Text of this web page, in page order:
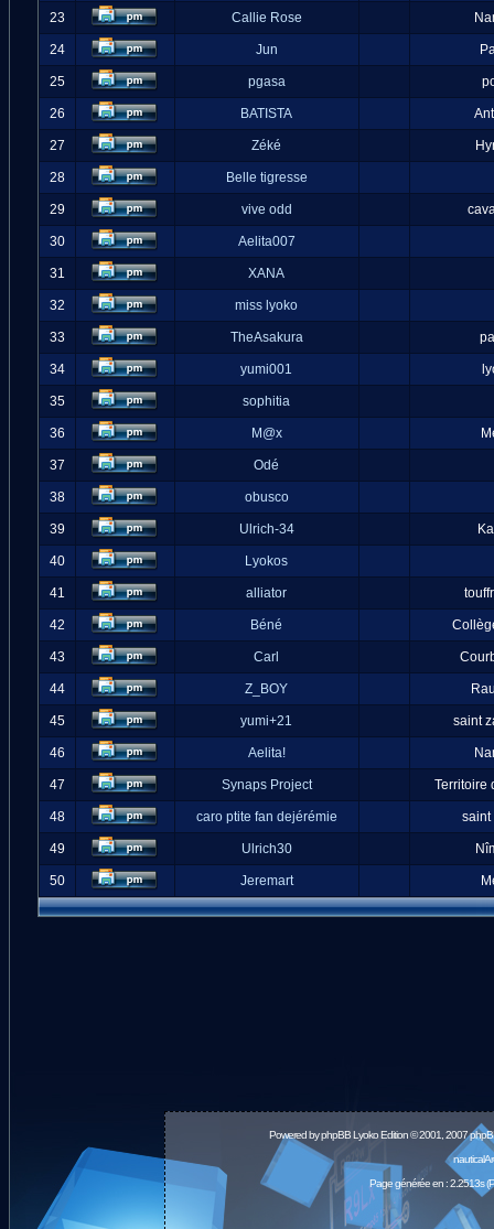
23 Callie Rose
24 Jun
25 pgasa
26 BATISTA
27 Zéké
28 Belle tigresse
29 vive odd
30 Aelita007
31 XANA
32 miss lyoko
33 TheAsakura
34 yumi001
35 sophitia
36 M@x
37 Odé
38 obusco
39 Ulrich-34
40 Lyokos
41 alliator
42 Béné
43 Carl
44 Z_BOY
45 yumi+21 saint
46 Aelita!
47 Synaps Project Territoire
48 caro ptite fan dejérémie saint
49 Ulrich30
50 Jeremart
Powered byphpBBLyoko Edition © 2001, 2007
Page générée en : 2.2513s